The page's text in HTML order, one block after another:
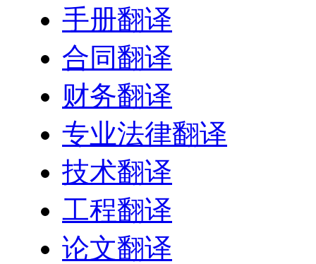
手册翻译
合同翻译
财务翻译
专业法律翻译
技术翻译
工程翻译
论文翻译